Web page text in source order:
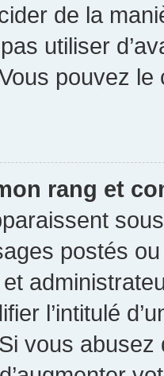
de la
utiliser
pouvez
rang et
postés
l’intitulé
vous